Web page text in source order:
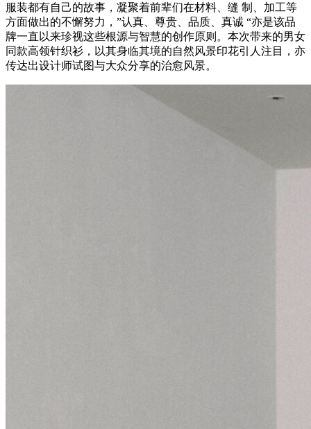
服装都有自己的故事，凝聚着前辈们在材料、缝 制、加工等
方面做出的不懈努力，”认真、尊贵、品质、真诚 “亦是该品
牌一直以来珍视这些根源与智慧的创作原则。本次带来的男女
同款高领针织衫，以其身临其境的自然风景印花引人注目，亦
传达出设计师试图与大众分享的治愈风景。